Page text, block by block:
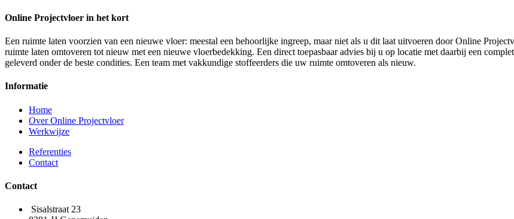
Online Projectvloer in het kort
Een ruimte laten voorzien van een nieuwe vloer: meestal een behoorlijke ingreep, maar niet als u dit laat uitvoeren door Online
ruimte laten omtoveren tot nieuw met een nieuwe vloerbedekking. Een direct toepasbaar advies bij u op locatie met daarbij een
geleverd onder de beste condities. Een team met vakkundige stoffeerders die uw ruimte omtoveren als nieuw.
Informatie
Home
Over Online Projectvloer
Werkwijze
Referenties
Contact
Contact
Sisalstraat 23